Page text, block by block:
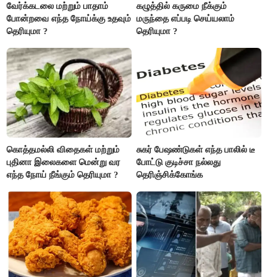
வேர்க்கடலை மற்றும் பாதாம்
போன்றவை எந்த நோய்க்கு உதவும்
தெரியுமா ?
கழுத்தில் கருமை நீக்கும்
மருந்தை எப்படி செய்யலாம்
தெரியுமா ?
கொத்தமல்லி விதைகள் மற்றும்
புதினா இலைகளை மென்று வர
எந்த நோய் நீங்கும் தெரியுமா ?
சுகர் பேஷண்டுகள் எந்த பாலில் டீ
போட்டு குடிச்சா நல்லது
தெரிஞ்சிக்கோங்க